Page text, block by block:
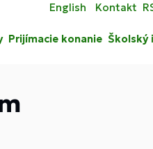
English Kontakt
Prijímacie konanie Školský